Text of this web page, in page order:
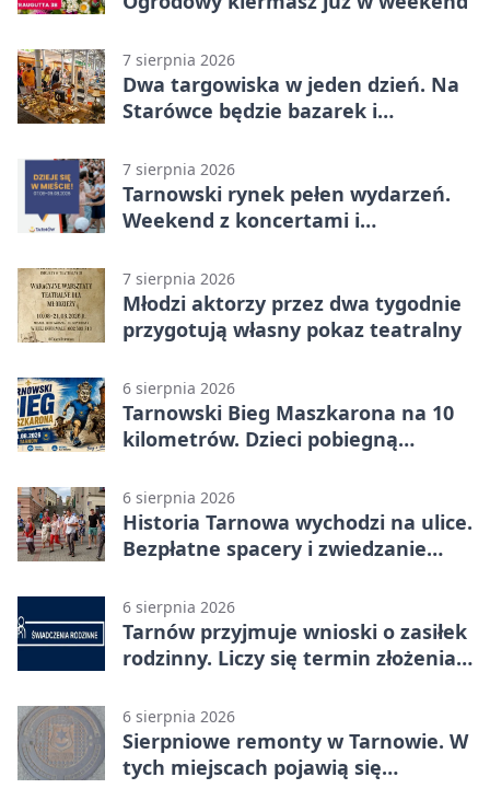
7 sierpnia 2026
Dwa targowiska w jeden dzień. Na
Starówce będzie bazarek i
7 sierpnia 2026
Tarnowski rynek pełen wydarzeń.
Weekend z koncertami i
7 sierpnia 2026
Młodzi aktorzy przez dwa tygodnie
przygotują własny pokaz teatralny
6 sierpnia 2026
Tarnowski Bieg Maszkarona na 10
kilometrów. Dzieci pobiegną
6 sierpnia 2026
Historia Tarnowa wychodzi na ulice.
Bezpłatne spacery i zwiedzanie
6 sierpnia 2026
Tarnów przyjmuje wnioski o zasiłek
rodzinny. Liczy się termin złożenia
6 sierpnia 2026
Sierpniowe remonty w Tarnowie. W
tych miejscach pojawią się